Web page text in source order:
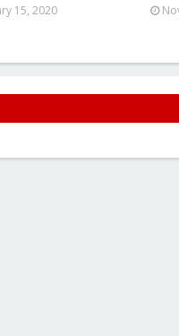
15, 2020